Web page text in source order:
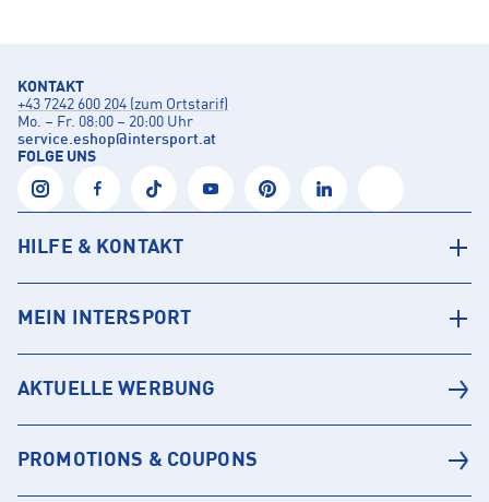
KONTAKT
+43 7242 600 204 (zum Ortstarif)
Mo. – Fr. 08:00 – 20:00 Uhr
service.eshop@intersport.at
FOLGE UNS
HILFE & KONTAKT
MEIN INTERSPORT
AKTUELLE WERBUNG
PROMOTIONS & COUPONS